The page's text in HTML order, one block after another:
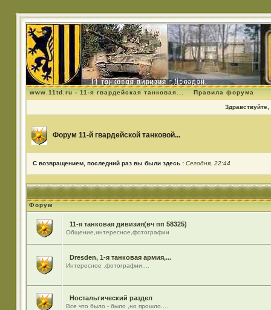
www.11td.ru - 11-я гвардейская танковая... Правила форума
Здравствуйте,
Форум 11-й гвардейской танковой...
С возвращением, последний раз вы были здесь : Сегодня, 22:44
Форум
11-я танковая дивизия(вч пп 58325)
Общение,интересное,фотографии
Dresden, 1-я танковая армия,...
Интересное .фотографии....
Ностальгический раздел
Все что было - было ,но прошло....